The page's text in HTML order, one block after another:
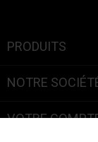
PRODUITS
NOTRE
VOTRE